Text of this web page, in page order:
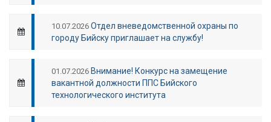
10.07.2026 Отдел вневедомственной охраны по
городу Бийску приглашает на службу!
01.07.2026 Внимание! Конкурс на замещение
вакантной должности ППС Бийского
технологического института